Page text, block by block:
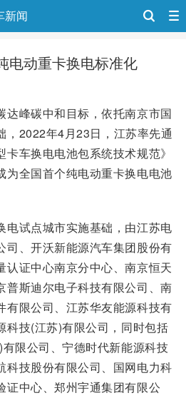
新闻
电动重卡换电标准化
达峰碳中和目标，依托南京市国
，2022年4月23日，江苏率先通
车换电电池包系统技术规范》
为全国首个纯电动重卡换电电池
电试点城市实施基础，由江苏电
司、开沃新能源汽车集团股份有
认证中心南京分中心、南京恒天
普斯迪尔电子科技有限公司、南
有限公司、江苏华友能源科技有
科技(江苏)有限公司，同时包括
限公司、宁德时代新能源科技
科技股份有限公司、国网电力科
证中心、郑州宇通集团有限公